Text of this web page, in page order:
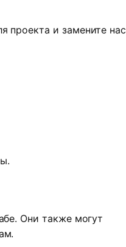
проекта и замените нас
Они также могут